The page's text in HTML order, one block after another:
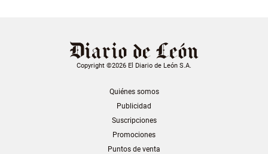
Copyright ©2026 El Diario de León S.A.
Quiénes somos
Publicidad
Suscripciones
Promociones
Puntos de venta